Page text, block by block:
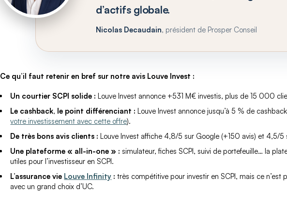
d’actifs globale.
Nicolas Decaudain, président de Prosper Conseil
Ce qu’il faut retenir en bref sur notre avis Louve Invest :
Un courtier SCPI solide :Louve Invest annonce +531 M€ investis, plus de 15 000
Le cashback, le point différenciant : Louve Invest annonce jusqu’à 5 % de
votre investissement avec cette offre).
De très bons avis clients : Louve Invest affiche 4,8/5 sur Google (+150 avis) et 4,5/
Une plateforme « all-in-one » : simulateur, fiches SCPI, suivi de portefeuille… la
utiles pour l’investisseur en SCPI.
L’assurance vie Louve Infinity : très compétitive pour investir en SCPI, mais ce n’est
avec un grand choix d’UC.